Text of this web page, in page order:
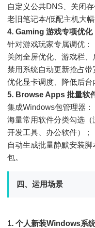
自定义公共DNS、关闭
老旧笔记本/低配主机大
4. Gaming 游戏专项优化
针对游戏玩家专属调优：
关闭全屏优化、游戏栏、
禁用系统自动更新抢占带
优化显卡调度、降低后台
5. Browse Apps 批量软
集成Windows包管理器：
海量常用软件分类勾选（
开发工具、办公软件）；
自动生成批量静默安装
包。
四、运用场景
1. 个人新装Windows系